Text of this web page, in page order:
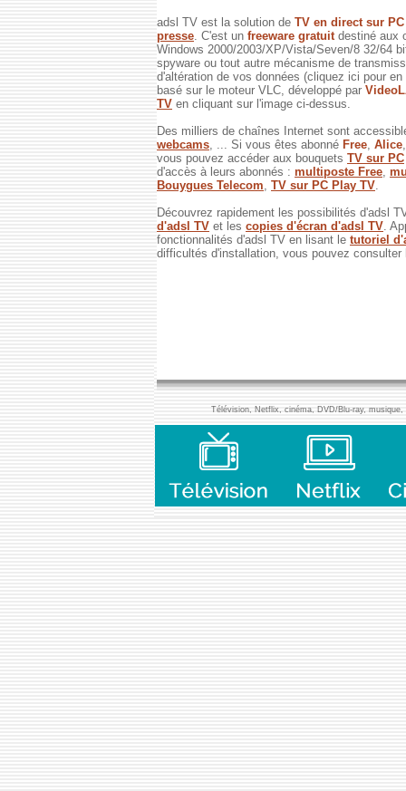
adsl TV est la solution de TV en direct sur
presse . C'est un freeware gratuit destiné aux
Windows 2000/2003/XP/Vista/Seven/8 32/64
spyware ou tout autre mécanisme de
d'altération de vos données (cliquez ici pour
basé sur le moteur VLC, développé par
TV en cliquant sur l'image ci-dessus.
Des milliers de chaînes Internet sont
webcams , ... Si vous êtes abonné Free Alice
vous pouvez accéder aux bouquets TV sur PC
d'accès à leurs abonnés : multiposte Free
Bouygues Telecom TV sur PC Play TV
Découvrez rapidement les possibilités d'adsl
d'adsl TV et les copies d'écran d'adsl TV .
fonctionnalités d'adsl TV en lisant le tutoriel
difficultés d'installation, vous pouvez
Télévision, Netflix, cinéma, DVD/Blu-ray,